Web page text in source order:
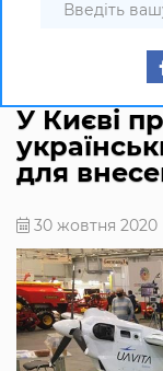
У Києві
для
30 жовтня 2020